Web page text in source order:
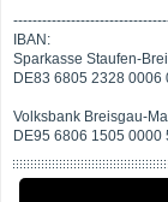
IBAN:
Sparkasse Staufen-
DE83 6805 2328 0006
Volksbank Breisgau-
DE95 6806 1505 0000